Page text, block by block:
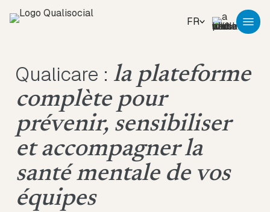
FR
Qualicare : la plateforme
complète pour
prévenir, sensibiliser
et accompagner la
santé mentale de vos
équipes